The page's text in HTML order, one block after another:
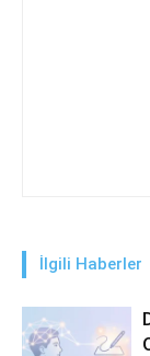
İlgili Haberler